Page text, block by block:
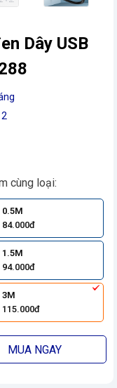
Dây USB
cùng loại:
0.5M
84.000đ
1.5M
94.000đ
3M
115.000đ
MUA NGAY